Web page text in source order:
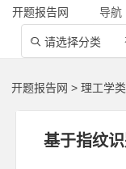
开题报告网 导航
 请选择分类
开题报告网 >理工学类
基于指纹